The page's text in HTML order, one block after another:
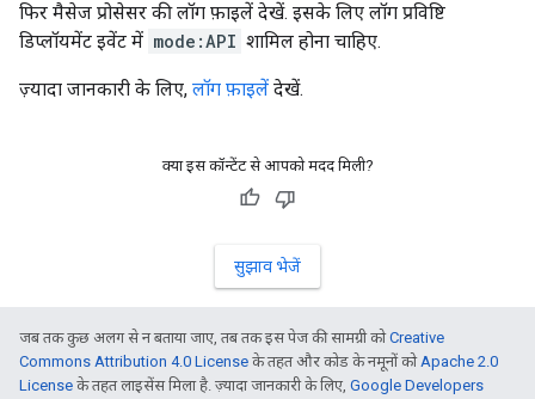
फिर मैसेज प्रोसेसर की लॉग फ़ाइलें देखें. इसके लिए लॉग प्रविष्टि
डिप्लॉयमेंट इवेंट में mode:API शामिल होना चाहिए.
ज़्यादा जानकारी के लिए, लॉग फ़ाइलें देखें.
क्या इस कॉन्टेंट से आपको मदद मिली?
सुझाव भेजें
जब तक कुछ अलग से न बताया जाए, तब तक इस पेज की सामग्री कोCreative
Commons Attribution 4.0 License के तहत और कोड के नमूनों कोApache 2.0
License के तहत लाइसेंस मिला है. ज़्यादा जानकारी के लिए, Google Developers